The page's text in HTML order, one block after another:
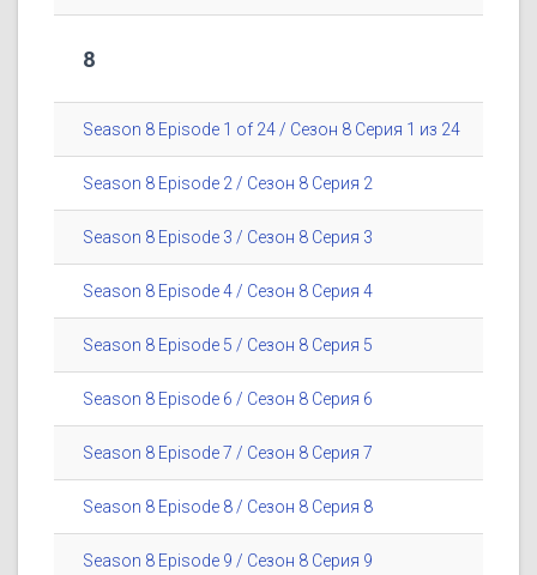
8
Season 8 Episode 1 of 24 / Сезон 8 Серия 1 из 24
Season 8 Episode 2 / Сезон 8 Серия 2
Season 8 Episode 3 / Сезон 8 Серия 3
Season 8 Episode 4 / Сезон 8 Серия 4
Season 8 Episode 5 / Сезон 8 Серия 5
Season 8 Episode 6 / Сезон 8 Серия 6
Season 8 Episode 7 / Сезон 8 Серия 7
Season 8 Episode 8 / Сезон 8 Серия 8
Season 8 Episode 9 / Сезон 8 Серия 9